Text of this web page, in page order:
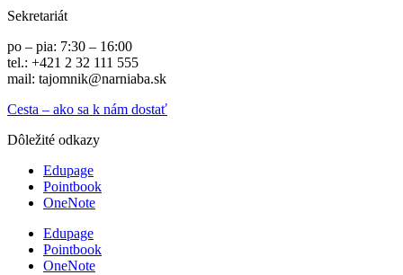
Sekretariát
po – pia: 7:30 – 16:00
tel.: +421 2 32 111 555
mail: tajomnik@narniaba.sk
Cesta – ako sa k nám dostať
Dôležité odkazy
Edupage
Pointbook
OneNote
Edupage
Pointbook
OneNote